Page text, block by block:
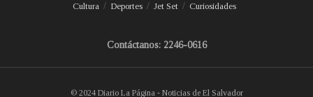
Cultura
Deportes Jet Set Curiosidades
Contáctanos: 2246-0616
© 2024 Diario La Página - Noticias de El Salvador